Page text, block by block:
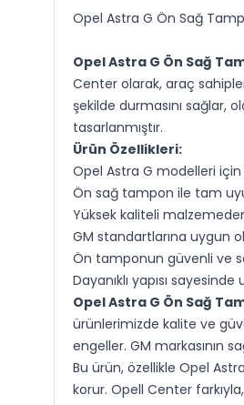
Opel Astra G Ön Sağ
Opel Astra G Ön Sağ
Center olarak, araç
şekilde durmasını sağlar,
tasarlanmıştır.
Ürün Özellikleri:
Opel Astra G modelleri
Ön sağ tampon ile tam
Yüksek kaliteli
GM standartlarına uygun
Ön tamponun güvenli ve
Dayanıklı yapısı
Opel Astra G Ön Sağ
ürünlerimizde kalite ve
engeller. GM markasının
Bu ürün, özellikle Opel
korur. Opell Center